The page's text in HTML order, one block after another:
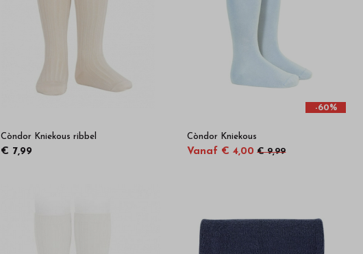
Còndor Kniekous ribbel
€ 7,99
-60%
Còndor Kniekous
Vanaf € 4,00 € 9,99